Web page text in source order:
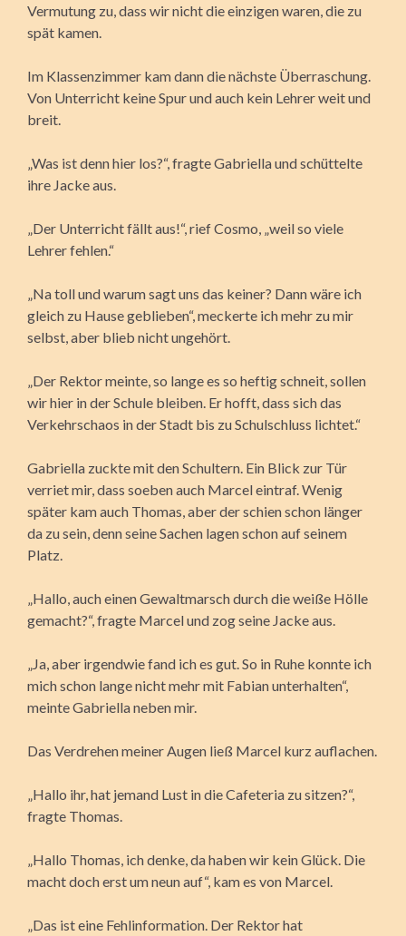
Vermutung zu, dass wir nicht die einzigen waren, die zu
spät kamen.
Im Klassenzimmer kam dann die nächste Überraschung.
Von Unterricht keine Spur und auch kein Lehrer weit und
breit.
„Was ist denn hier los?“, fragte Gabriella und schüttelte
ihre Jacke aus.
„Der Unterricht fällt aus!“, rief Cosmo, „weil so viele
Lehrer fehlen.“
„Na toll und warum sagt uns das keiner? Dann wäre ich
gleich zu Hause geblieben“, meckerte ich mehr zu mir
selbst, aber blieb nicht ungehört.
„Der Rektor meinte, so lange es so heftig schneit, sollen
wir hier in der Schule bleiben. Er hofft, dass sich das
Verkehrschaos in der Stadt bis zu Schulschluss lichtet.“
Gabriella zuckte mit den Schultern. Ein Blick zur Tür
verriet mir, dass soeben auch Marcel eintraf. Wenig
später kam auch Thomas, aber der schien schon länger
da zu sein, denn seine Sachen lagen schon auf seinem
Platz.
„Hallo, auch einen Gewaltmarsch durch die weiße Hölle
gemacht?“, fragte Marcel und zog seine Jacke aus.
„Ja, aber irgendwie fand ich es gut. So in Ruhe konnte ich
mich schon lange nicht mehr mit Fabian unterhalten“,
meinte Gabriella neben mir.
Das Verdrehen meiner Augen ließ Marcel kurz auflachen.
„Hallo ihr, hat jemand Lust in die Cafeteria zu sitzen?“,
fragte Thomas.
„Hallo Thomas, ich denke, da haben wir kein Glück. Die
macht doch erst um neun auf“, kam es von Marcel.
„Das ist eine Fehlinformation. Der Rektor hat